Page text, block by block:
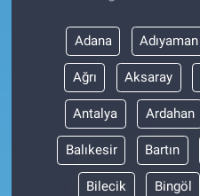
Adana Adıyaman
Ağrı Aksaray
Antalya Ardahan
Balıkesir Bartın
Bilecik Bingöl